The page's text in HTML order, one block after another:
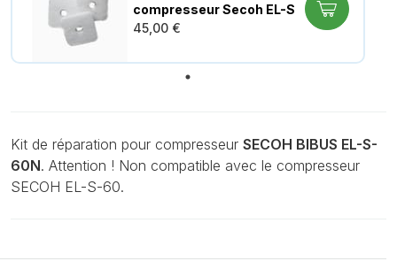
compresseur Secoh EL-S
45,00 €
Kit de réparation pour compresseur SECOH BIBUS EL-S-
60N. Attention ! Non compatible avec le compresseur
SECOH EL-S-60.